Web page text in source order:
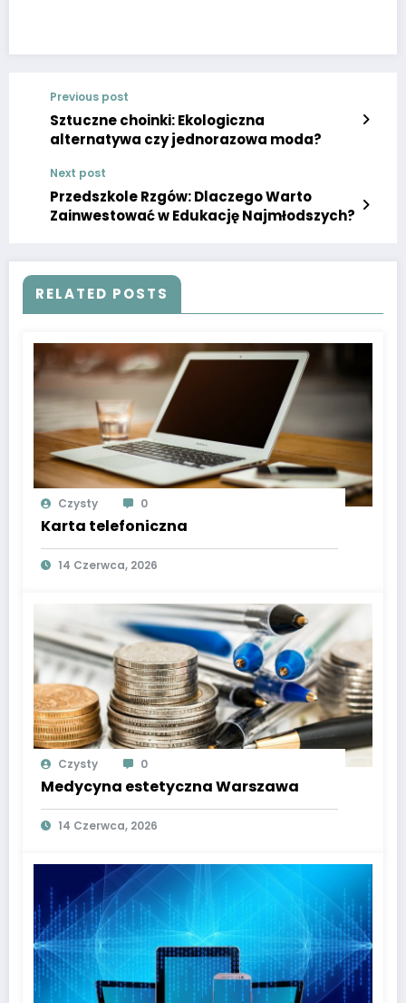
Previous post
Sztuczne choinki: Ekologiczna
alternatywa czy jednorazowa moda?
Next post
Przedszkole Rzgów: Dlaczego Warto
Zainwestować w Edukację Najmłodszych?
RELATED POSTS
Czysty 0
Karta telefoniczna
14 Czerwca, 2026
Czysty 0
Medycyna estetyczna Warszawa
14 Czerwca, 2026